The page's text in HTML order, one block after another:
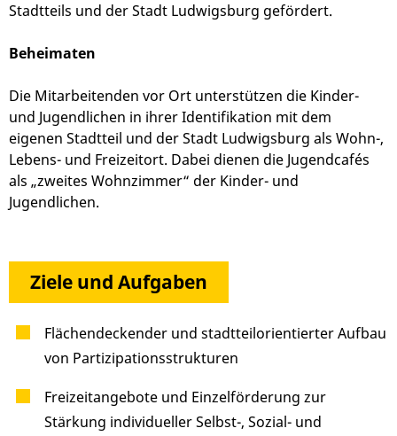
Stadtteils und der Stadt Ludwigsburg gefördert.
Beheimaten
Die Mitarbeitenden vor Ort unterstützen die Kinder-
und Jugendlichen in ihrer Identifikation mit dem
eigenen Stadtteil und der Stadt Ludwigsburg als Wohn-,
Lebens- und Freizeitort. Dabei dienen die Jugendcafés
als „zweites Wohnzimmer“ der Kinder- und
Jugendlichen.
Ziele und Aufgaben
Flächendeckender und stadtteilorientierter Aufbau
von Partizipationsstrukturen
Freizeitangebote und Einzelförderung zur
Stärkung individueller Selbst-, Sozial- und